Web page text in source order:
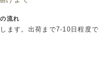
流れ
ます。出荷まで7-10日程度で